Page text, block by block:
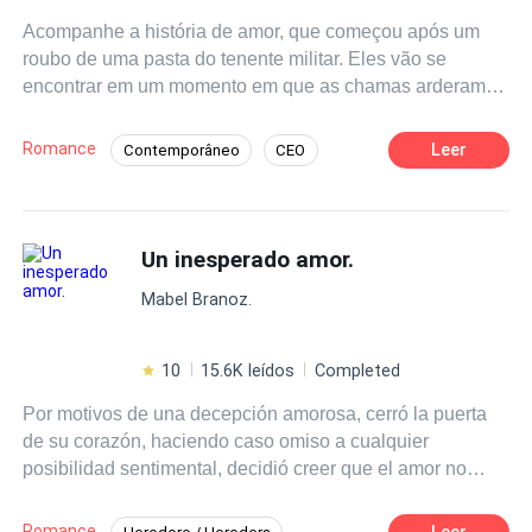
Acompanhe a história de amor, que começou após um
roubo de uma pasta do tenente militar. Eles vão se
encontrar em um momento em que as chamas arderam
tem o chefe que a prende para não deixá-la escapar.
Vamos aproveitar cada capítulo e seu coração ficará
Romance Contemporâneo CEO
Poder Feminino
Leer
Un inesperado amor.
Mabel Branoz.
10 15.6K leídos Completed
Por motivos de una decepción amorosa, cerró la puerta
de su corazón, haciendo caso omiso a cualquier
posibilidad sentimental, decidió creer que el amor no
amorosa de muchos años le había costado. Y al dar